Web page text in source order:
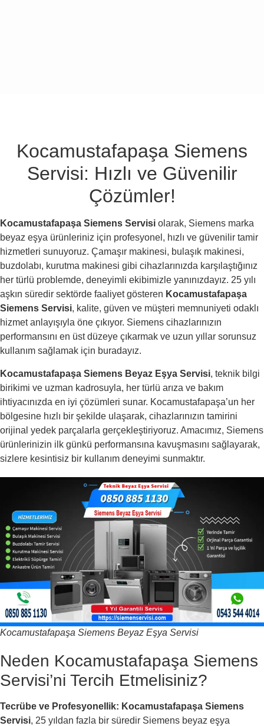
Kocamustafapaşa Siemens
Servisi: Hızlı ve Güvenilir
Çözümler!
Kocamustafapaşa Siemens Servisi olarak, Siemens marka
beyaz eşya ürünleriniz için profesyonel, hızlı ve güvenilir tamir
hizmetleri sunuyoruz. Çamaşır makinesi, bulaşık makinesi,
buzdolabı, kurutma makinesi gibi cihazlarınızda karşılaştığınız
her türlü problemde, deneyimli ekibimizle yanınızdayız. 25 yılı
aşkın süredir sektörde faaliyet gösteren Kocamustafapaşa
Siemens Servisi, kalite, güven ve müşteri memnuniyeti odaklı
hizmet anlayışıyla öne çıkıyor. Siemens cihazlarınızın
performansını en üst düzeye çıkarmak ve uzun yıllar sorunsuz
kullanım sağlamak için buradayız.
Kocamustafapaşa Siemens Beyaz Eşya Servisi, teknik bilgi
birikimi ve uzman kadrosuyla, her türlü arıza ve bakım
ihtiyacınızda en iyi çözümleri sunar. Kocamustafapaşa’un her
bölgesine hızlı bir şekilde ulaşarak, cihazlarınızın tamirini
orijinal yedek parçalarla gerçekleştiriyoruz. Amacımız, Siemens
ürünlerinizin ilk günkü performansına kavuşmasını sağlayarak,
sizlere kesintisiz bir kullanım deneyimi sunmaktır.
Kocamustafapaşa Siemens Beyaz Eşya Servisi
Neden Kocamustafapaşa Siemens
Servisi’ni Tercih Etmelisiniz?
Tecrübe ve Profesyonellik: Kocamustafapaşa Siemens
Servisi, 25 yıldan fazla bir süredir Siemens beyaz eşya